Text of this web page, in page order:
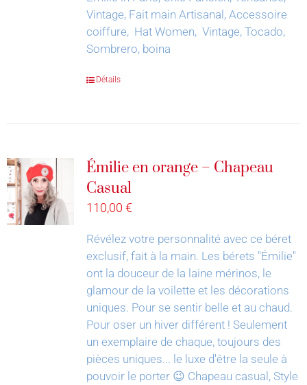
Vintage, Fait main Artisanal, Accessoire
coiffure, Hat Women, Vintage, Tocado,
Sombrero, boina
Détails
Émilie en orange – Chapeau
Casual
110,00 €
Révélez votre personnalité avec ce béret
exclusif, fait à la main. Les bérets "Émilie"
ont la douceur de la laine mérinos, le
glamour de la voilette et les décorations
uniques. Pour se sentir belle et au chaud.
Pour oser un hiver différent ! Seulement
un exemplaire de chaque, toujours des
pièces uniques... le luxe d'être la seule à
pouvoir le porter 😉 Chapeau casual, Style